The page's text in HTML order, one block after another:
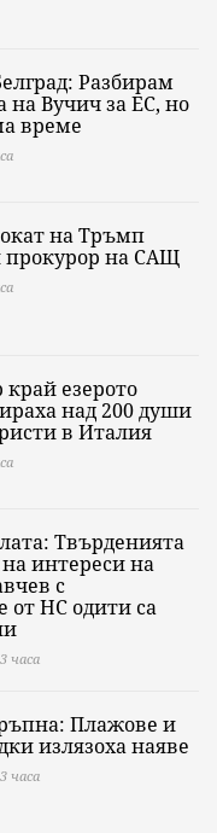
Разбирам
на Вучич за ЕС, но
време
на Тръмп
прокурор на САЩ
езерото
над 200 души
в Италия
Твърденията
интереси на
с
от НС одити са
часа
Плажове и
излязоха наяве
часа